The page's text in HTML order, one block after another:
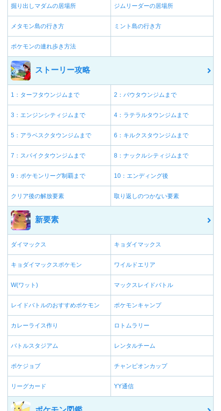
掘り出しマダムの居場所 ジムリーダーの居場所
メタモン島の行き方 ミント島の行き方
ポケモンの連れ歩き方法
ストーリー攻略
1：ターフタウンジムまで 2：バウタウンジムまで
3：エンジンシティジムまで 4：ラテラルタウンジムまで
5：アラベスクタウンジムまで 6：キルクスタウンジムまで
7：スパイクタウンジムまで 8：ナックルシティジムまで
9：ポケモンリーグ制覇まで 10：エンディング後
クリア後の解放要素 取り返しのつかない要素
新要素
ダイマックス キョダイマックス
キョダイマックスポケモン ワイルドエリア
W(ワット) マックスレイドバトル
レイドバトルのおすすめポケモン ポケモンキャンプ
カレーライス作り ロトムラリー
バトルスタジアム レンタルチーム
ポケジョブ チャンピオンカップ
リーグカード YY通信